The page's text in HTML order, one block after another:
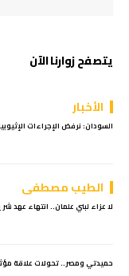
يتصفح زوارنا الآن
الأخبار
السودان: نرفض الإجراءات
الطيب مصطفى
لا عزاء لبني علمان.. انتهاء
حميدتي ومصر.. تحولات علاقة